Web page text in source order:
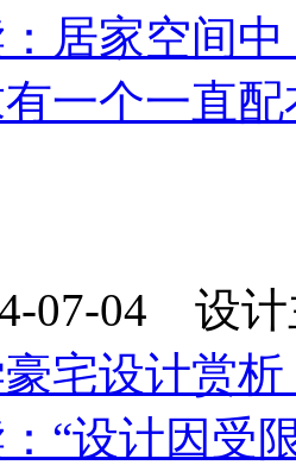
居家空间
一个一直
07-04 设
宅设计赏
“设计因受